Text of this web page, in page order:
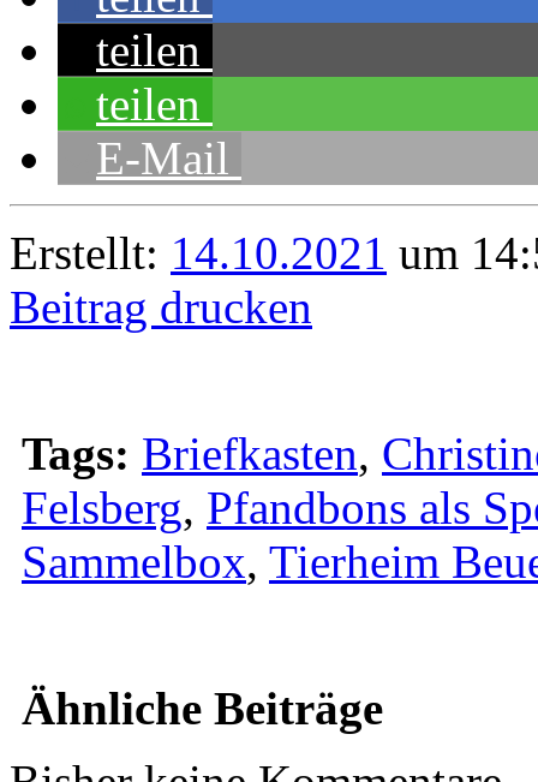
teilen
teilen
E-Mail
Erstellt: 14.10.2021 um
Beitrag drucken
Tags: Briefkasten,
Felsberg, Pfandbons als
Sammelbox, Tierheim
Ähnliche Beiträge